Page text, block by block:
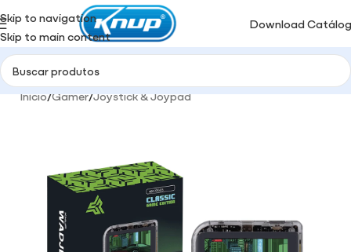
Skip to navigation
Skip to main content
Download
Início/Gamer/Joystick & Joypad